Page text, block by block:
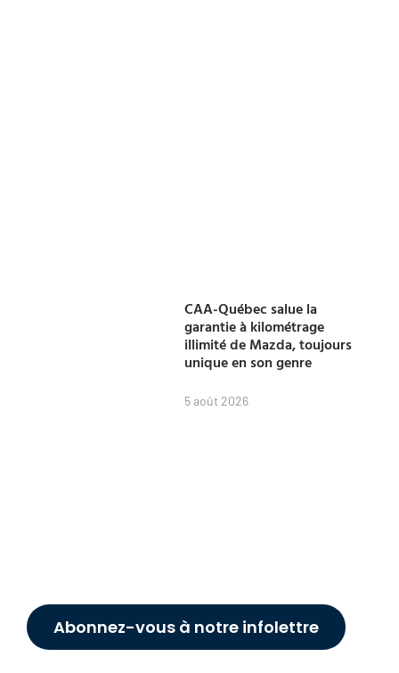
CAA-Québec salue la
garantie à kilométrage
illimité de Mazda, toujours
unique en son genre
5 août 2026
Abonnez-vous à notre infolettre